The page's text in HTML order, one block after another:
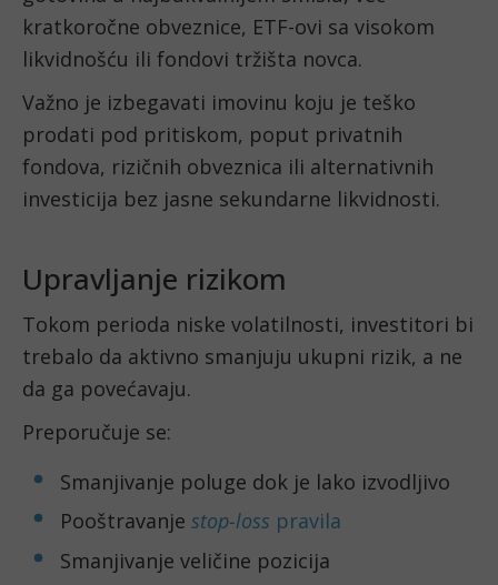
kratkoročne obveznice, ETF-ovi sa visokom
likvidnošću ili fondovi tržišta novca.
Važno je izbegavati imovinu koju je teško
prodati pod pritiskom, poput privatnih
fondova, rizičnih obveznica ili alternativnih
investicija bez jasne sekundarne likvidnosti.
Upravljanje rizikom
Tokom perioda niske volatilnosti, investitori bi
trebalo da aktivno smanjuju ukupni rizik, a ne
da ga povećavaju.
Preporučuje se:
Smanjivanje poluge dok je lako izvodljivo
Pooštravanje stop-loss pravila
Smanjivanje veličine pozicija